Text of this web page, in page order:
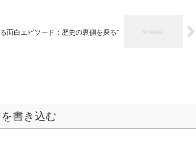
面白エピソード：歴史の裏側を探る”
書き込む